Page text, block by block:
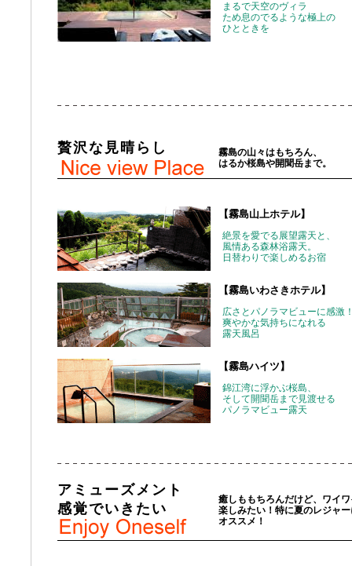
まるで天空のヴィラ
ため息のでるような極上の
ひとときを
贅沢な見晴らし
霧島の山々はもちろん、
はるか桜島や開聞岳まで。
【霧島山上ホテル】
絶景を愛でる展望露天と、
風情ある森林浴露天。
日替わりで楽しめるお宿
【霧島いわさきホテル】
広さとパノラマビューに感激
爽やかな気持ちになれる
露天風呂
【霧島ハイツ】
錦江湾に浮かぶ桜島、
そして開聞岳まで見渡せる
パノラマビュー露天
アミューズメント
感覚でいきたい
癒しももちろんだけど、ワイ
楽しみたい！特に夏のレジャ
オススメ！